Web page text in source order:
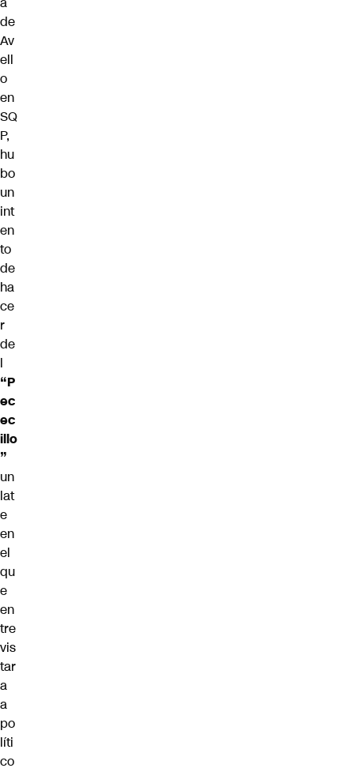
de
Av
ell
o
en
SQ
P,
hu
bo
un
int
en
to
de
ha
ce
r
de
l
“P
ec
ec
illo
”
un
lat
e
en
el
qu
e
en
tre
vis
tar
a
a
po
líti
co